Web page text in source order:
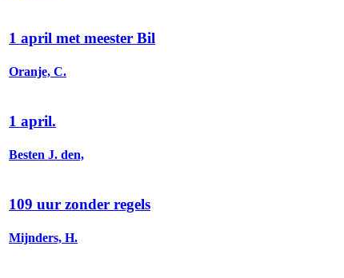
1 april met meester Bil
Oranje, C.
1 april.
Besten J. den,
109 uur zonder regels
Mijnders, H.